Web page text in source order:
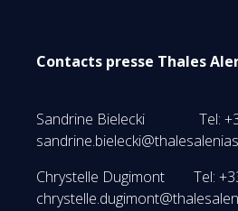
Contacts presse Thales
Sandrine Bielecki Tel: +33
Chrystelle Dugimont Tel: